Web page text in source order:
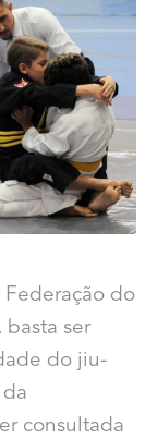
do
basta ser
do jiu-
consultada